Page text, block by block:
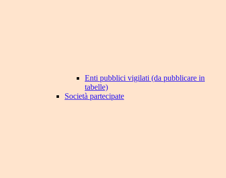
Enti pubblici vigilati (da pubblicare in
tabelle)
Società partecipate